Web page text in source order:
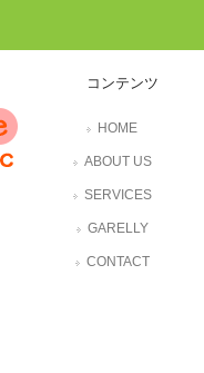
コンテンツ
HOME
ABOUT US
SERVICES
GARELLY
CONTACT